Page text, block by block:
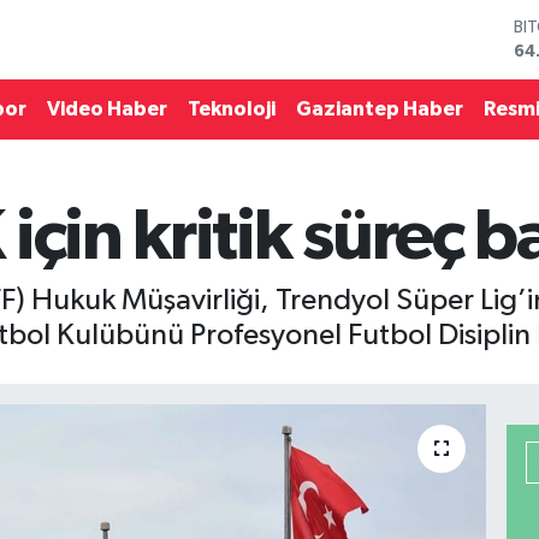
Video Haber Teknoloji Gaziantep Haber
kritik süreç
Hukuk Müşavirliği, Trendyol Süper
Kulübünü Profesyonel Futbol Disiplin